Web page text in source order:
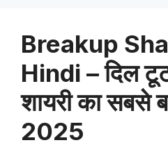
Breakup
Hindi – दिल
शायरी का सबसे
2025